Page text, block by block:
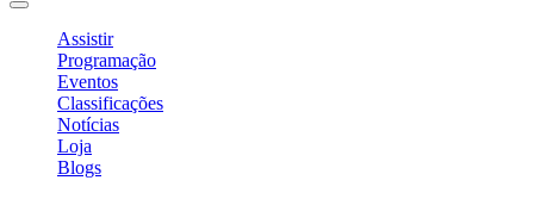
Assistir
Programação
Eventos
Classificações
Notícias
Loja
Blogs